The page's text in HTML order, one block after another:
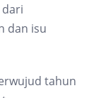
dan isu
tahun